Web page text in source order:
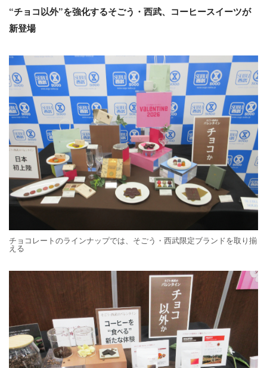
“チョコ以外”を強化するそごう・西武、コーヒースイーツが
新登場
チョコレートのラインナップでは、そごう・西武限定ブランドを取り揃
える